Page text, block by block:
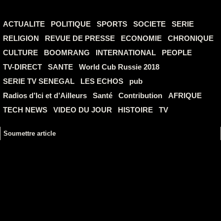
ACTUALITE POLITIQUE SPORTS SOCIETE
SERIE
RELIGION
REVUE DE PRESSE ECONOMIE
CHRONIQUE
CULTURE
BOOMRANG INTERNATIONAL
PEOPLE
TV-DIRECT
SANTE
World Cub Russie 2018
SERIE TV SENEGAL
LES ECHOS
pub
Radios d’Ici et d’Ailleurs
Santé Contribution
AFRIQUE
TECH NEWS
VIDEO DU JOUR HISTOIRE TV
Soumettre article